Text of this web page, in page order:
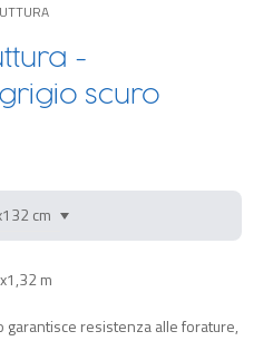
-
grigio scuro
m
garantisce resistenza alle forature,